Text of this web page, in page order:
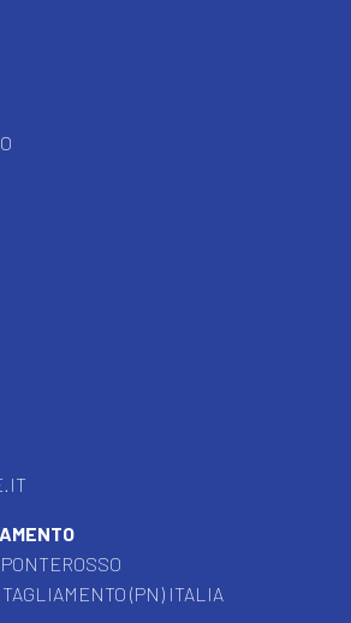
(PN) ITALIA